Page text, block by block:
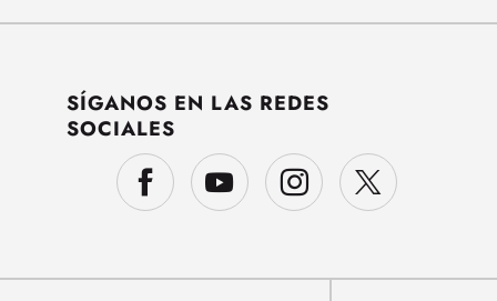
SÍGANOS EN LAS REDES
SOCIALES